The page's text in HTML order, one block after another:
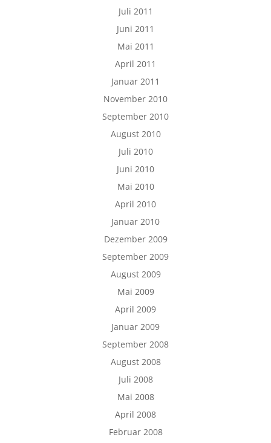
Juli 2011
Juni 2011
Mai 2011
April 2011
Januar 2011
November 2010
September 2010
August 2010
Juli 2010
Juni 2010
Mai 2010
April 2010
Januar 2010
Dezember 2009
September 2009
August 2009
Mai 2009
April 2009
Januar 2009
September 2008
August 2008
Juli 2008
Mai 2008
April 2008
Februar 2008